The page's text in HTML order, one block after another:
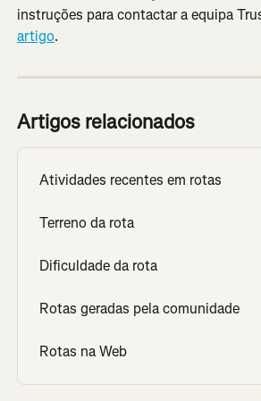
instruções para contactar a equipa
artigo.
Artigos relacionados
Atividades recentes em rotas
Terreno da rota
Dificuldade da rota
Rotas geradas pela comunidade
Rotas na Web